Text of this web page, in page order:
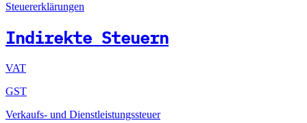
Steuererklärungen
Indirekte Steuern
VAT
GST
Verkaufs- und Dienstleistungssteuer